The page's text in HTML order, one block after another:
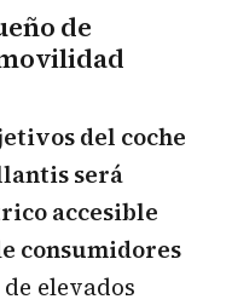
de
del coche
será
accesible
consumidores
elevados